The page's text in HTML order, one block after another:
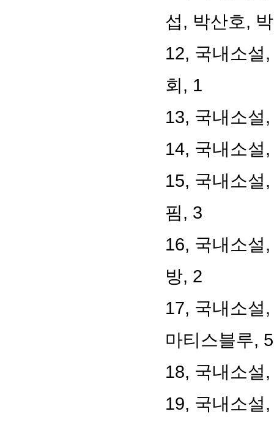
섭, 박산호,
12, 국내소설
회 , 1
13, 국내소설
14, 국내소설
15, 국내소설
핌, 3
16, 국내소설
방, 2
17, 국내소설
마티스블루, 5
18, 국내소설
19, 국내소설